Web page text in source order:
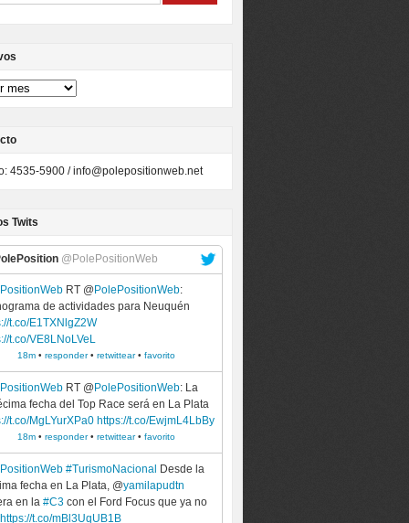
4535-5900 /info@polepositionweb.net
Twits
@PolePositionWeb
RT @ PolePositionWeb:
de actividades para Neuquén
t.co/E1TXNlgZ2W
t.co/VE8LNoLVeL
18m• responder• retwittear• favorito
RT @ PolePositionWeb: La
fecha del Top Race será en La Plata
t.co/MgLYurXPa0 https://t.co/EwjmL4LbBy
18m• responder• retwittear• favorito
#TurismoNacional Desde la
fecha en La Plata, @yamilapudtn
en la #C3 con el Ford Focus que ya no
https://t.co/mBl3UqUB1B